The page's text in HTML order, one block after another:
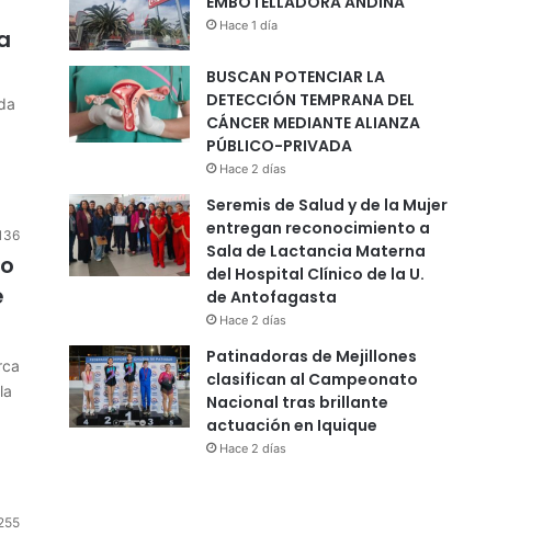
Hace 1 día
BUSCAN POTENCIAR LA
DETECCIÓN TEMPRANA DEL
CÁNCER MEDIANTE ALIANZA
PÚBLICO-PRIVADA
Hace 2 días
Seremis de Salud y de la Mujer
entregan reconocimiento a
Sala de Lactancia Materna
del Hospital Clínico de la U.
de Antofagasta
Hace 2 días
Patinadoras de Mejillones
clasifican al Campeonato
Nacional tras brillante
actuación en Iquique
Hace 2 días